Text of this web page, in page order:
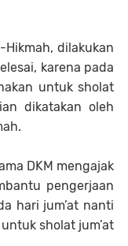
dilakukan
karena pada
untuk sholat
dikatakan oleh
DKM mengajak
pengerjaan
hari jum’at nanti
sholat jum’at